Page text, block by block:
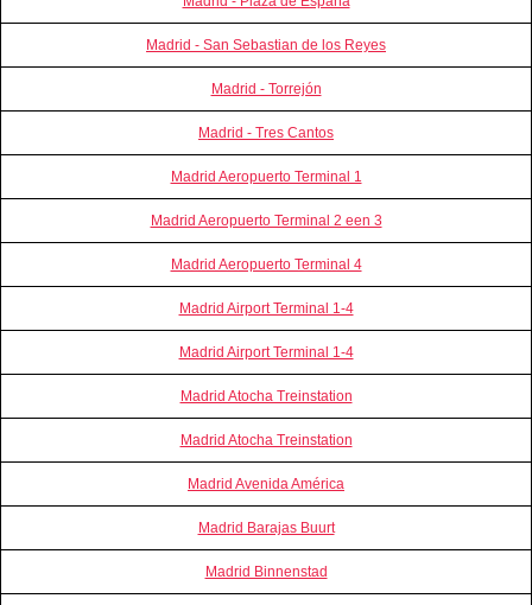
Madrid - San Sebastian de los Reyes
Madrid - Torrejón
Madrid - Tres Cantos
Madrid Aeropuerto Terminal 1
Madrid Aeropuerto Terminal 2 een 3
Madrid Aeropuerto Terminal 4
Madrid Airport Terminal 1-4
Madrid Airport Terminal 1-4
Madrid Atocha Treinstation
Madrid Atocha Treinstation
Madrid Avenida América
Madrid Barajas Buurt
Madrid Binnenstad